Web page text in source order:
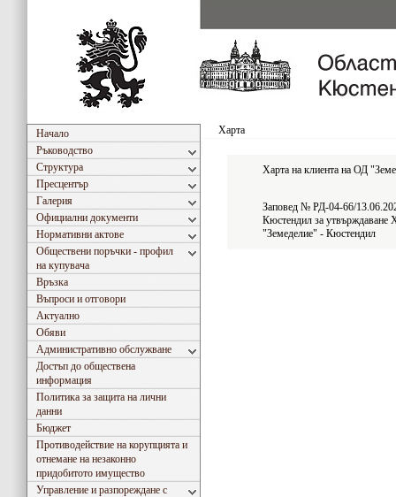
Начало
Ръководство
Структура
Пресцентър
Галерия
Официални документи
Нормативни актове
Обществени поръчки - профил
на купувача
Връзка
Въпроси и отговори
Актуално
Обяви
Административно обслужване
Достъп до обществена
информация
Политика за защита на лични
данни
Бюджет
Противодействие на корупцията и
отнемане на незаконно
придобитото имущество
Управление и разпореждане с
Харта
Харта на клиента на ОД
Заповед № РД-04-66/
Кюстендил за утвърждаване
"Земеделие" - Кюстендил